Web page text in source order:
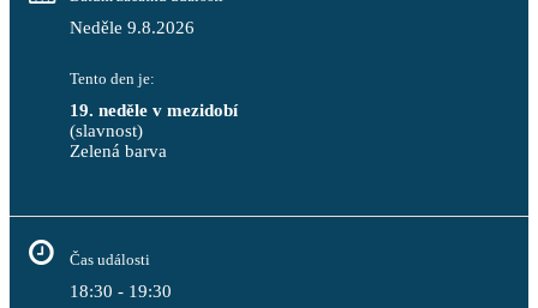
Neděle 9.8.2026
Tento den je:
19. neděle v mezidobí
(slavnost)
Zelená barva
Čas události
18:30 - 19:30